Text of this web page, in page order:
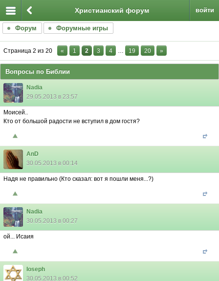
войти
Христианский форум
Форум Форумные игры
Страница 2 из 20 « 1 2 3 4 … 19 20 »
Вопросы по Библии
Nadia
29.05.2013 в 23:57
Моисей..
Кто от большой радости не вступил в дом гостя?
AnD
30.05.2013 в 00:14
Надя не правильно (Кто сказал: вот я пошли меня...?)
Nadia
30.05.2013 в 00:27
ой... Исаия
Ioseph
30.05.2013 в 00:52